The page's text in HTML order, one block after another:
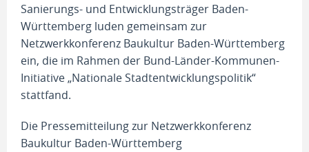
Sanierungs- und Entwicklungsträger Baden-
Württemberg luden gemeinsam zur
Netzwerkkonferenz Baukultur Baden-Württemberg
ein, die im Rahmen der Bund-Länder-Kommunen-
Initiative „Nationale Stadtentwicklungspolitik“
stattfand.
Die Pressemitteilung zur Netzwerkkonferenz
Baukultur Baden-Württemberg